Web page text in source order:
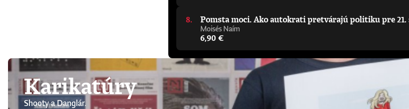
Pomsta moci. Ako autokrati pretvárajú politiku pre
Moisés Naím
6,90 €
Karikatúry
Shooty a Danglár.